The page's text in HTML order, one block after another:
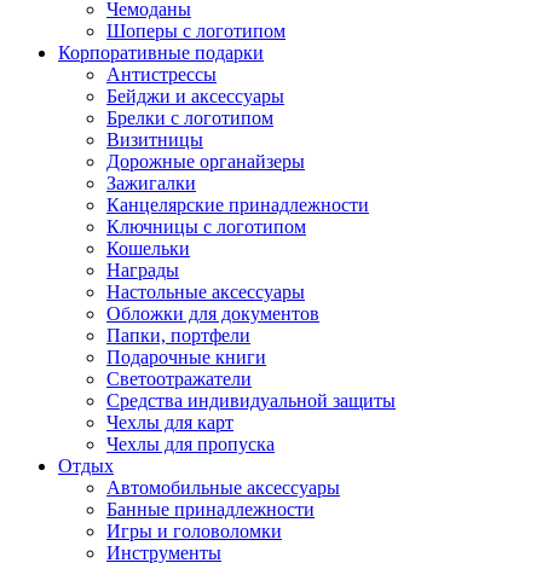
Чемоданы
Шоперы с логотипом
Корпоративные подарки
Антистрессы
Бейджи и аксессуары
Брелки с логотипом
Визитницы
Дорожные органайзеры
Зажигалки
Канцелярские принадлежности
Ключницы с логотипом
Кошельки
Награды
Настольные аксессуары
Обложки для документов
Папки, портфели
Подарочные книги
Светоотражатели
Средства индивидуальной защиты
Чехлы для карт
Чехлы для пропуска
Отдых
Автомобильные аксессуары
Банные принадлежности
Игры и головоломки
Инструменты